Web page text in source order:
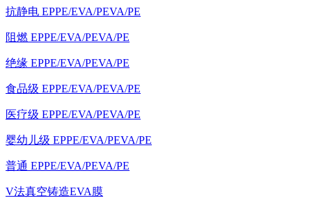
抗静电 EPPE/EVA/PEVA/PE
阻燃 EPPE/EVA/PEVA/PE
绝缘 EPPE/EVA/PEVA/PE
食品级 EPPE/EVA/PEVA/PE
医疗级 EPPE/EVA/PEVA/PE
婴幼儿级 EPPE/EVA/PEVA/PE
普通 EPPE/EVA/PEVA/PE
V法真空铸造EVA膜